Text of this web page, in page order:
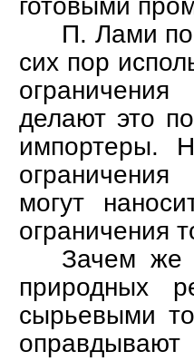
готовыми
П. Лами
сих пор
делают это
импортеры.
могут
ограничения
Зачем же
природных
сырьевыми